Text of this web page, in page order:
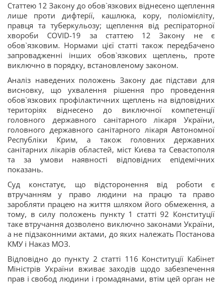
Статтею 12 Закону до обов`язкових віднесено щеплення
лише проти дифтерії, кашлюка, кору, поліомієліту,
правця та туберкульозу; щеплення від респіраторної
хвороби COVID-19 за статтею 12 Закону не є
обов`язковим. Нормами цієї статті також передбачено
запровадженні інших обов`язкових щеплень, проте
виключно в порядку, встановленому законом.
Аналіз наведених положень Закону дає підстави для
висновку, що ухвалення рішення про проведення
обов`язкових профілактичних щеплень на відповідних
територіях віднесено до виключної компетенції
головного державного санітарного лікаря України,
головного державного санітарного лікаря Автономної
Республіки Крим, а також головних державних
санітарних лікарів областей, міст Києва та Севастополя
та за умови наявності відповідних епідемічних
показань.
Суд констатує, що відсторонення від роботи є
втручанням у право людини на працю та право
заробляти працею на життя шляхом його обмеження, а
тому, в силу положень пункту 1 статті 92 Конституції
таке втручання дозволено виключно законами України,
а не підзаконними актами, до яких належать Постанова
КМУ і Наказ МОЗ.
Відповідно до пункту 2 статті 116 Конституції Кабінет
Міністрів України вживає заходів щодо забезпечення
прав і свобод людини і громадянами, втім цей орган не